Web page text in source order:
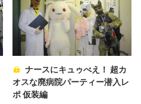
ナースにキュゥべえ！ 超カ
オスな廃病院パーティー潜入レ
ポ 仮装編